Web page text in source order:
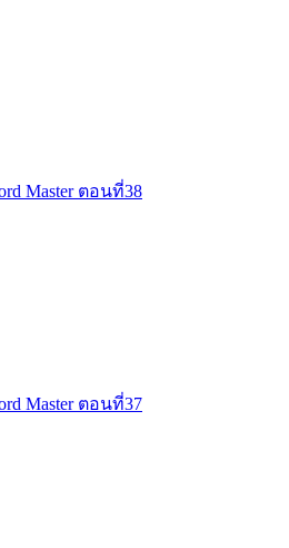
Master ตอนที่38
Master ตอนที่37